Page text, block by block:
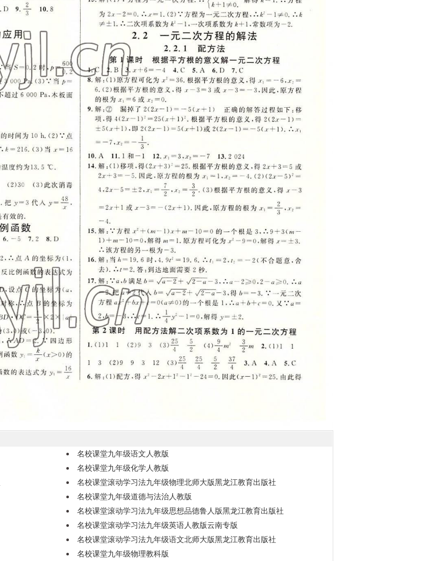
名校课堂九年级语文人教版
名校课堂九年级化学人教版
名校课堂滚动学习法九年级物理北师大版黑龙江教育出版社
名校课堂九年级道德与法治人教版
名校课堂滚动学习法九年级思想品德鲁人版黑龙江教育出版社
名校课堂滚动学习法九年级英语人教版云南专版
名校课堂滚动学习法九年级语文北师大版黑龙江教育出版社
名校课堂九年级物理教科版